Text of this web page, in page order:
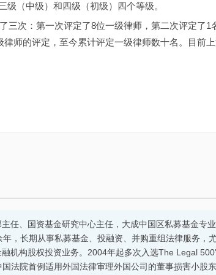
（中级）和四级（初级）四个等级。
三次：第一次评定了8位一级律师，第二次评定了1
师的评定，至今累计评定一级律师数十名。目前
任、国资基金研究中心主任，大成中国区私募基金专
，长期从事私募基金、投融资、并购重组法律服务，
机构股权投资业务。2004年起多次入选The Legal
法院首例适用外国法律审理外国公司的董事损害小股